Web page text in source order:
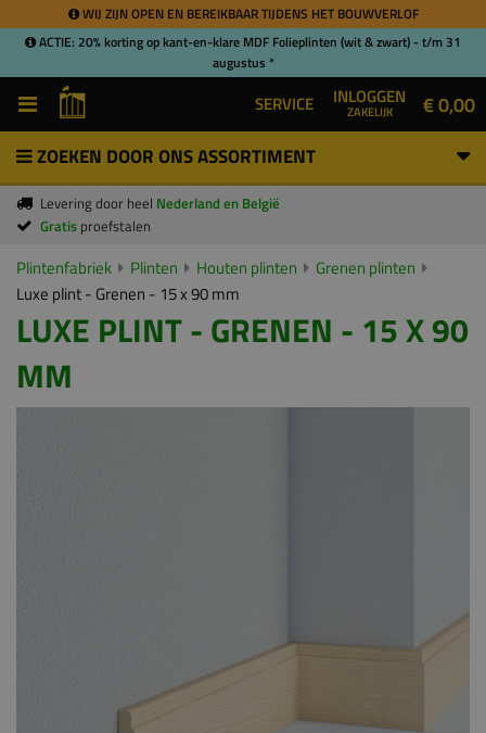
WIJ ZIJN OPEN EN BEREIKBAAR TIJDENS HET BOUWVERLOF
ACTIE: 20% korting op kant-en-klare MDF Folieplinten (wit & zwart) - t/m 31
augustus *
SERVICE INLOGGEN
ZAKELIJK € 0,00
ZOEKEN DOOR ONS ASSORTIMENT
Levering door heel Nederland en België
Gratis proefstalen
Plintenfabriek Plinten Houten plinten
Grenen plinten
Luxe plint - Grenen - 15 x 90 mm
LUXE PLINT - GRENEN - 15 X 90
MM